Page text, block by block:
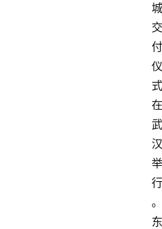
城
交
付
仪
式
在
武
汉
举
行
。
东